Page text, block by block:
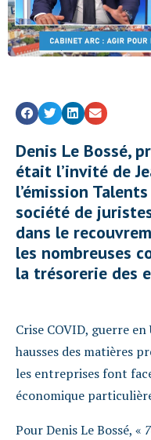
Denis Le Bossé,
était l’invité de
l’émission
société de
dans le
les nombreuses
la trésorerie des
Crise COVID, guerre
hausses des matières
les entreprises font
économique
Pour Denis Le Bossé, «